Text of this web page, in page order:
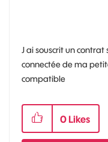
J ai souscrit un
connectée de ma
compatible
0 Likes